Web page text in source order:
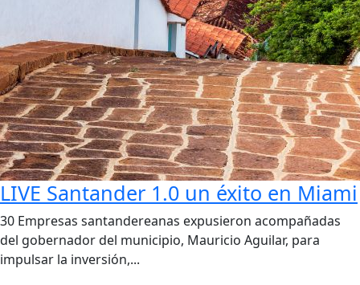
LIVE Santander 1.0 un éxito en Miami
30 Empresas santandereanas expusieron acompañadas
del gobernador del municipio, Mauricio Aguilar, para
impulsar la inversión,...